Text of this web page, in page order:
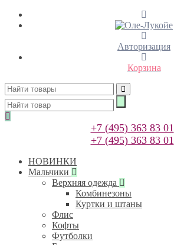
Авторизация
Корзина
+7 (495) 363 83 01
+7 (495) 363 83 01
НОВИНКИ
Мальчики
Верхняя одежда
Комбинезоны
Куртки и штаны
Флис
Кофты
Футболки